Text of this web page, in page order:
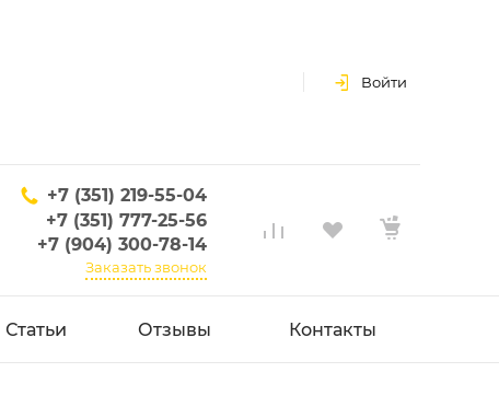
Войти
+7 (351) 219-55-04
+7 (351) 777-25-56
+7 (904) 300-78-14
Заказать звонок
Статьи Отзывы Контакты